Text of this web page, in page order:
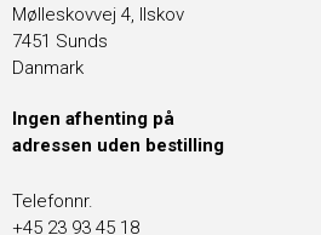
Mølleskovvej 4, Ilskov
7451 Sunds
Danmark
Ingen afhenting på
adressen uden bestilling
Telefonnr.
+45 23 93 45 18